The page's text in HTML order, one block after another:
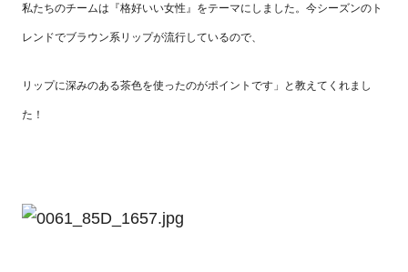
私たちのチームは『格好いい女性』をテーマにしました。今シーズンのト
レンドでブラウン系リップが流行しているので、
リップに深みのある茶色を使ったのがポイントです」と教えてくれまし
た！